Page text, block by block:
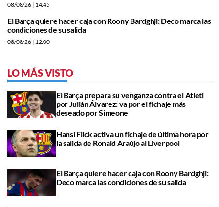
08/08/26 | 14:45
El Barça quiere hacer caja con Roony Bardghji: Deco marca las
condiciones de su salida
08/08/26 | 12:00
LO MÁS VISTO
El Barça prepara su venganza contra el Atleti
por Julián Álvarez: va por el fichaje más
deseado por Simeone
Hansi Flick activa un fichaje de última hora por
la salida de Ronald Araújo al Liverpool
El Barça quiere hacer caja con Roony Bardghji:
Deco marca las condiciones de su salida